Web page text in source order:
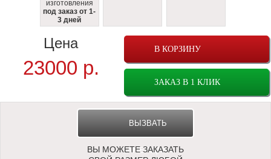
изготовления
под заказ от 1-
3 дней
В КОРЗИНУ
ЗАКАЗ В 1 КЛИК
Цена
23000 р.
ВЫЗВАТЬ
ЗАМЕРЩИКА
ВЫ МОЖЕТЕ ЗАКАЗАТЬ